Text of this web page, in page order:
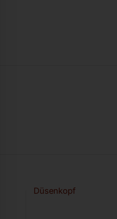
Düsenkopf